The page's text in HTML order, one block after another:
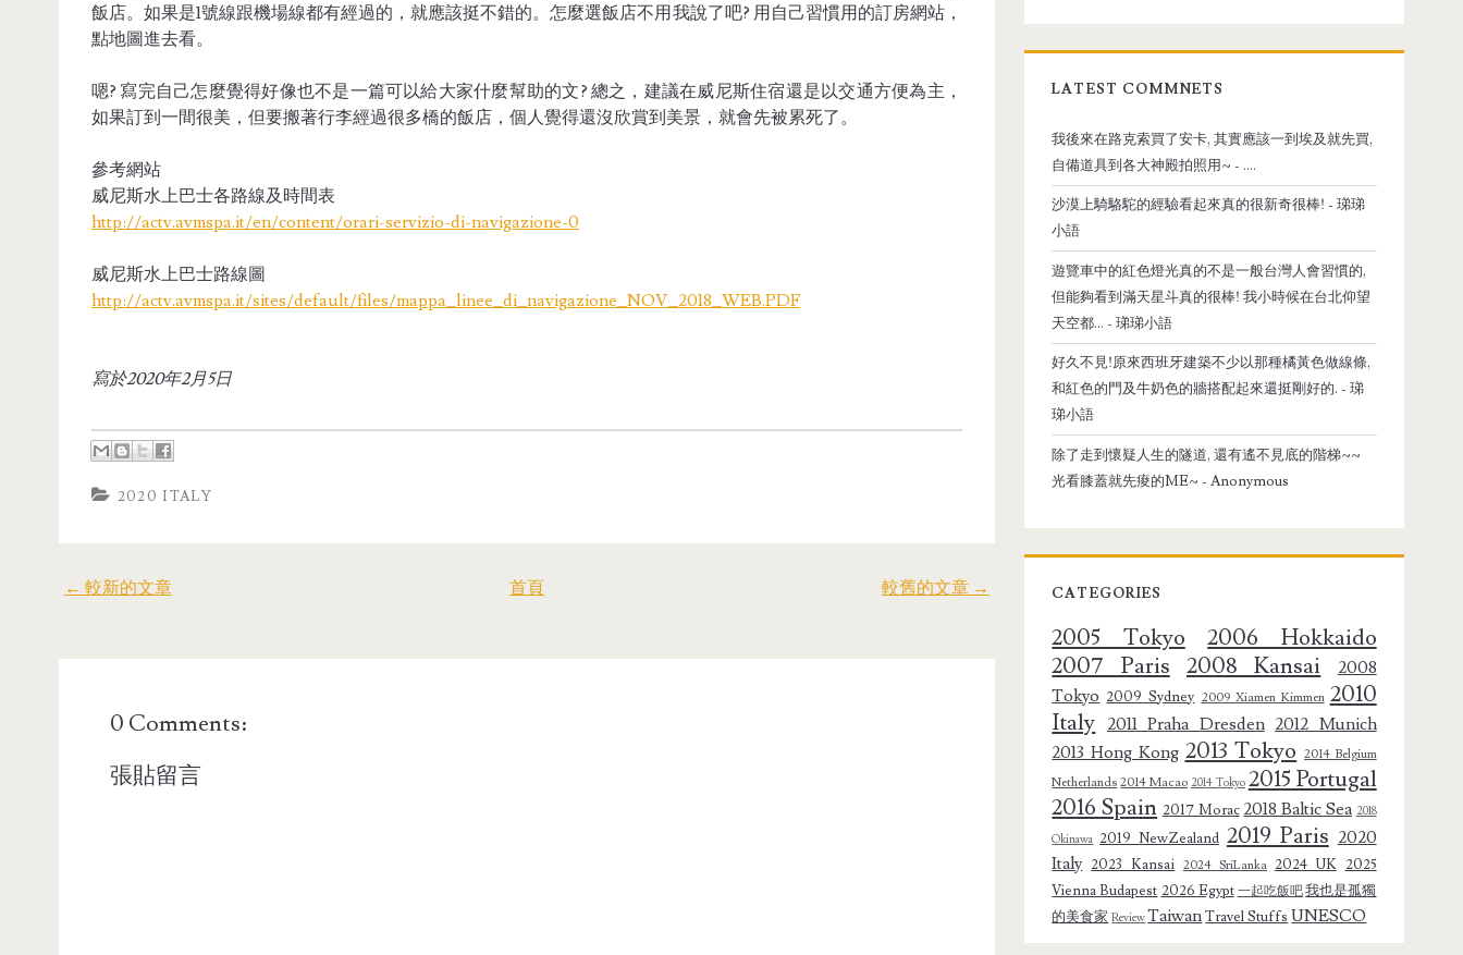
飯店。如果是1號線跟機場線都有經過的，就應該挺不錯的。怎麼選飯店不用我說了吧? 用自己習慣用的訂房網站，
點地圖進去看。
嗯? 寫完自己怎麼覺得好像也不是一篇可以給大家什麼幫助的文? 總之，建議在威尼斯住宿還是以交通方便為主，
如果訂到一間很美，但要搬著行李經過很多橋的飯店，個人覺得還沒欣賞到美景，就會先被累死了。
參考網站
威尼斯水上巴士各路線及時間表
http://actv.avmspa.it/en/content/orari-servizio-di-navigazione-0
威尼斯水上巴士路線圖
http://actv.avmspa.it/sites/default/files/mappa_linee_di_navigazione_NOV_2018_WEB.PDF
寫於2020年2月5日
2020 ITALY
← 較新的文章 較舊的文章 →
首頁
0 Comments:
張貼留言
LATEST COMMNETS
我後來在路克索買了安卡, 其實應該一到埃及就先買,
自備道具到各大神殿拍照用~ - ....
沙漠上騎駱駝的經驗看起來真的很新奇很棒! - 珶珶
小語
遊覽車中的紅色燈光真的不是一般台灣人會習慣的,
但能夠看到滿天星斗真的很棒! 我小時候在台北仰望
天空都... - 珶珶小語
好久不見!原來西班牙建築不少以那種橘黃色做線條,
和紅色的門及牛奶色的牆搭配起來還挺剛好的. - 珶
珶小語
除了走到懷疑人生的隧道, 還有遙不見底的階梯~~
光看膝蓋就先痠的ME~ - Anonymous
CATEGORIES
2005 Tokyo
2006 Hokkaido
2007 Paris 2008 Kansai
2008
Tokyo 2009 Sydney 2009 Xiamen Kimmen 2010
Italy 2011 Praha Dresden 2012 Munich
2013 Hong Kong 2013 Tokyo 2014 Belgium
Netherlands 2014 Macao 2014 Tokyo 2015 Portugal
2016 Spain 2017 Morac 2018 Baltic Sea 2018
Okinawa 2019 NewZealand 2019 Paris 2020
Italy 2023 Kansai 2024 SriLanka 2024 UK 2025
Vienna Budapest 2026 Egypt 一起吃飯吧我也是孤獨
的美食家 ReviewTaiwan Travel Stuffs UNESCO